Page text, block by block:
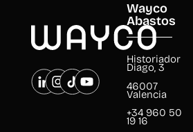
Wayco
Abastos
Historiador
Diago, 3
46007
Valencia
+34 960 50
19 16